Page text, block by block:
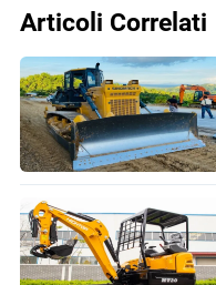
Svantaggi dei dozer
Articoli Correlati